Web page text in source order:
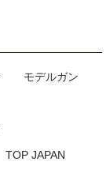
モデルガン
TOP JAPAN